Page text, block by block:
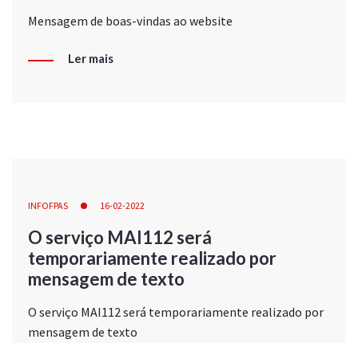
Mensagem de boas-vindas ao website
Ler mais
INFOFPAS 16-02-2022
O serviço MAI112 será
temporariamente realizado por
mensagem de texto
O serviço MAI112 será temporariamente realizado por
mensagem de texto